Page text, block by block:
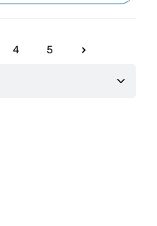
Seite
4
Seite
5